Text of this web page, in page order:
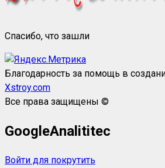
Спасибо, что зашли
Благодарность за помощь в
Xstroy.com
Все права защищены ©
GoogleAnalititec
Войти для покрутить